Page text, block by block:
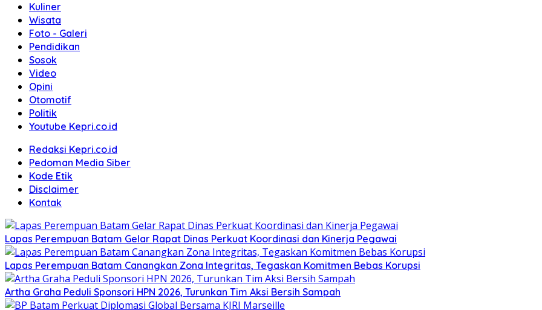
Kuliner
Wisata
Foto - Galeri
Pendidikan
Sosok
Video
Opini
Otomotif
Politik
Youtube Kepri.co.id
Redaksi Kepri.co.id
Pedoman Media Siber
Kode Etik
Disclaimer
Kontak
Lapas Perempuan Batam Gelar Rapat Dinas Perkuat Koordinasi dan Kinerja Pegawai
Lapas Perempuan Batam Canangkan Zona Integritas, Tegaskan Komitmen Bebas Korupsi
Artha Graha Peduli Sponsori HPN 2026, Turunkan Tim Aksi Bersih Sampah